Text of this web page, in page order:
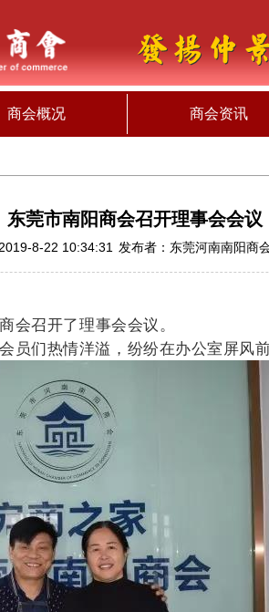
商会概况 商会资讯
东莞市南阳商会召开理事会会议
2019-8-22 10:34:31 发布者： 东莞河南南阳商
会召开了理事会会议。
员们热情洋溢，纷纷在办公室屏风前